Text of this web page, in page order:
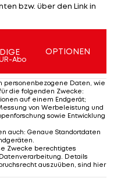
und den
in diesem
Oscar. Damit
2017 in China aktiv
FC
History
Am Stammtisch
Christopher Knett
Stammtisch
bzw. über den Link in
Abo
OPTIONEN
personenbezogene Daten, wie
die folgenden Zwecke:
auf einem Endgerät;
von Werbeleistung und
sowie Entwicklung
auch: Genaue Standortdaten
.
Zwecke berechtigtes
Details
auszuüben, sind hier